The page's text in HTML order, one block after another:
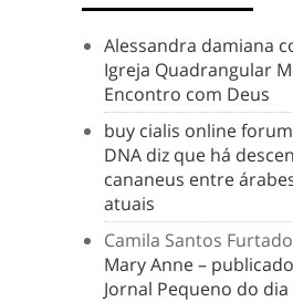
Alessandra damiana
Igreja Quadrangular
Encontro com Deus
buy cialis online forum
DNA diz que há
cananeus entre
atuais
Camila Santos Furtado
Mary Anne –
Jornal Pequeno do